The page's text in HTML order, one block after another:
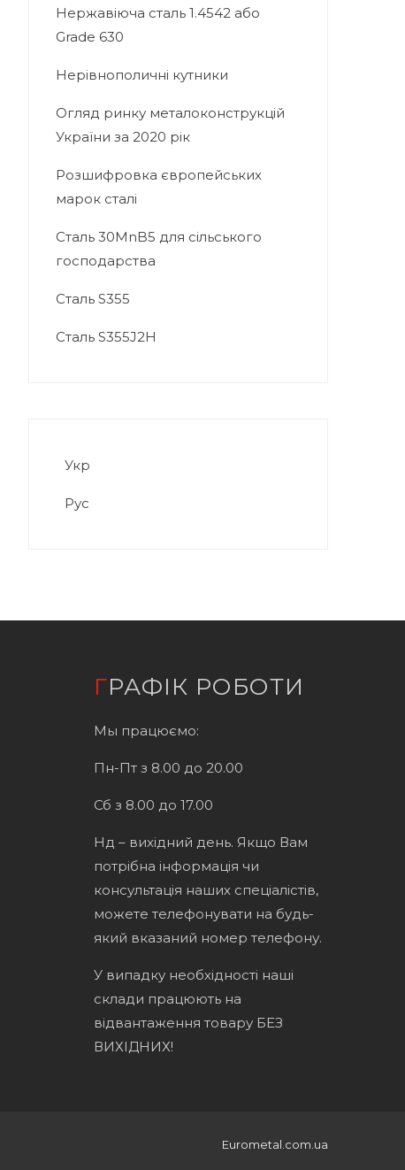
Нержавіюча сталь 1.4542 або
Grade 630
Нерівнополичні кутники
Огляд ринку металоконструкцій
України за 2020 рік
Розшифровка європейських
марок сталі
Сталь 30MnB5 для сільського
господарства
Сталь S355
Сталь S355J2H
Укр
Рус
ГРАФІК РОБОТИ
Мы працюємо:
Пн-Пт з 8.00 до 20.00
Сб з 8.00 до 17.00
Нд – вихідний день. Якщо Вам
потрібна інформація чи
консультація наших спеціалістів,
можете телефонувати на будь-
який вказаний номер телефону.
У випадку необхідності наші
склади працюють на
відвантаження товару БЕЗ
ВИХІДНИХ!
Eurometal.com.ua